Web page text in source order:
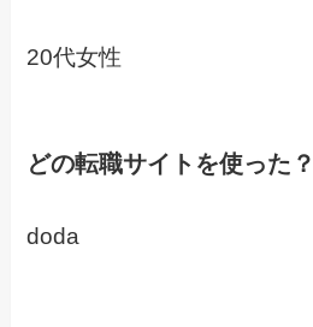
20代女性
どの転職サイトを使った？
doda